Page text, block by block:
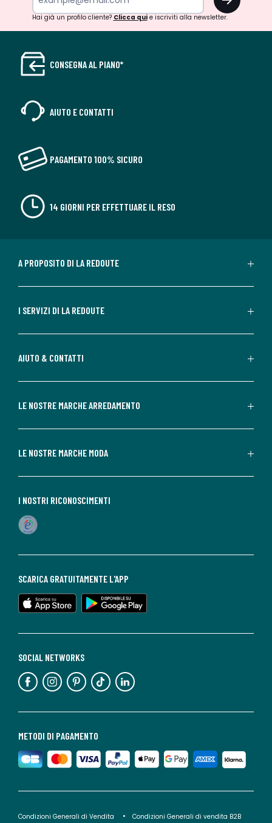
Hai già un profilo cliente? Clicca quie iscriviti alla newsletter.
CONSEGNA AL PIANO*
AIUTO E CONTATTI
PAGAMENTO 100% SICURO
14 GIORNI PER EFFETTUARE IL RESO
A PROPOSITO DI LA REDOUTE
I SERVIZI DI LA REDOUTE
AIUTO & CONTATTI
LE NOSTRE MARCHE ARREDAMENTO
LE NOSTRE MARCHE MODA
METODI DI PAGAMENTO
SOCIAL NETWORKS
SCARICA GRATUITAMENTE L'APP
I NOSTRI RICONOSCIMENTI
Condizioni Generali di Vendita Condizioni Generali di vendita B2B